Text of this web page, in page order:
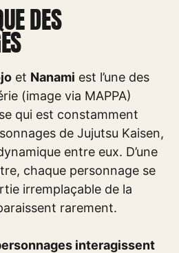
DES
et Nanami est l’une des
(image via MAPPA)
qui est constamment
de Jujutsu Kaisen,
entre eux. D’une
chaque personnage se
irremplaçable de la
rarement.
interagissent